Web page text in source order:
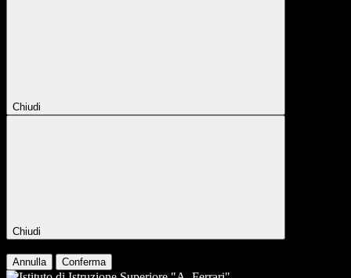
Chiudi
Chiudi
Annulla Conferma